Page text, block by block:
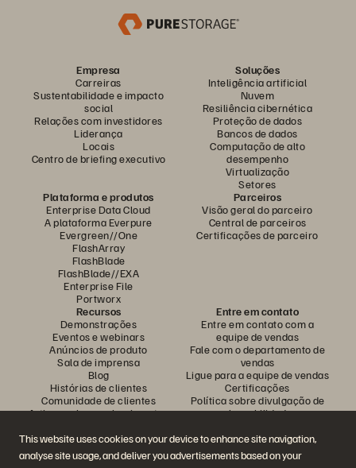
This website uses cookies on your device to enhance site navigation,
analyse site usage, and deliver you advertisements based on your
Empresa
Carreiras
Sustentabilidade e impacto
social
Relações com investidores
Liderança
Locais
Centro de briefing executivo
Soluções
Inteligência artificial
Nuvem
Resiliência cibernética
Proteção de dados
Bancos de dados
Computação de alto
desempenho
Virtualização
Setores
Plataforma e produtos
Enterprise Data Cloud
A plataforma Everpure
Evergreen//One
FlashArray
FlashBlade
FlashBlade//EXA
Enterprise File
Portworx
Parceiros
Visão geral do parceiro
Central de parceiros
Certificações de parceiro
Recursos
Demonstrações
Eventos e webinars
Anúncios de produto
Sala de imprensa
Blog
Histórias de clientes
Comunidade de clientes
Artigos sobre conhecimentos
Entre em contato
Entre em contato com a
equipe de vendas
Fale com o departamento de
vendas
Ligue para a equipe de vendas
Certificações
Política sobre divulgação de
vulnerabilidades
Participe da conversa